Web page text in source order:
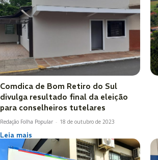
Comdica de Bom Retiro do Sul
divulga resultado final da eleição
para conselheiros tutelares
Redação Folha Popular - 18 de outubro de 2023
Leia mais